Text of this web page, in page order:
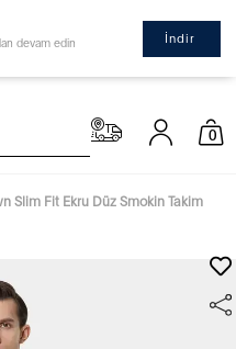
devam edin İndir
0
Slim Fit Ekru Düz Smokin Takim